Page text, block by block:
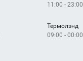
11:00 - 23:00
Термолэнд
09:00 - 00:00